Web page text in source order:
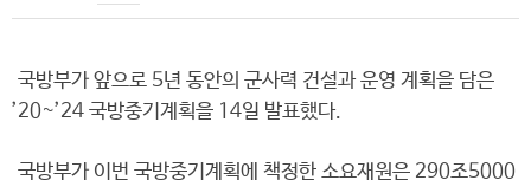
국방부가 앞으로 5년 동안의 군사력 건설과 운영 계획을 담은
’20~’24 국방중기계획을 14일 발표했다.
국방부가 이번 국방중기계획에 책정한 소요재원은 290조5000